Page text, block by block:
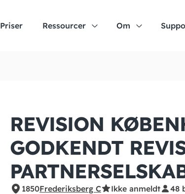
Priser Ressourcer Om
REVISION
GODKENDT
1850Frederiksberg C Ikke anmeldt 48